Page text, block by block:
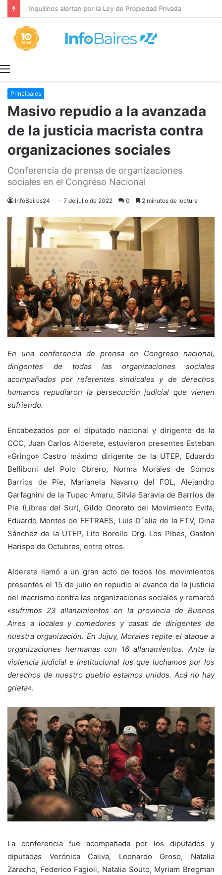
Inquilinos alertan por la Ley de Propiedad Privada
Principales
Masivo repudio a la avanzada
de la justicia macrista contra
organizaciones sociales
Conferencia de prensa de organizaciones
sociales en el Congreso Nacional
InfoBaires24 7 de julio de 2022 0 2 minutos de lectura
En una conferencia de prensa en Congreso nacional,
dirigentes de todas las organizaciones sociales
acompañados por referentes sindicales y de derechos
humanos repudiaron la persecución judicial que vienen
sufriendo.
Encabezados por el diputado nacional y dirigente de la
CCC, Juan Carlos Alderete, estuvieron presentes Esteban
«Gringo» Castro máximo dirigente de la UTEP, Eduardo
Belliboni del Polo Obrero, Norma Morales de Somos
Barrios de Pie, Marianela Navarro del FOL, Alejandro
Garfagnini de la Tupac Amaru, Silvia Saravia de Barrios de
Pie (Libres del Sur), Gildo Onorato del Movimiento Evita,
Eduardo Montes de FETRAES, Luis D´elia de la FTV, Dina
Sánchez de la UTEP, Lito Borello Org. Los Pibes, Gaston
Harispe de Octubres, entre otros.
Alderete llamó a un gran acto de todos los movimientos
presentes el 15 de julio en repudio al avance de la justicia
del macrismo contra las organizaciones sociales y remarcó
«sufrimos 23 allanamientos en la provincia de Buenos
Aires a locales y comedores y casas de dirigentes de
nuestra organización. En Jujuy, Morales repite el ataque a
organizaciones hermanas con 16 allanamientos. Ante la
violencia judicial e institucional los que luchamos por los
derechos de nuestro pueblo estamos unidos. Acá no hay
grieta«.
La conferencia fue acompañada por los diputados y
diputadas Verónica Caliva, Leonardo Groso, Natalia
Zaracho, Federico Fagioli, Natalia Souto, Myriam Bregman